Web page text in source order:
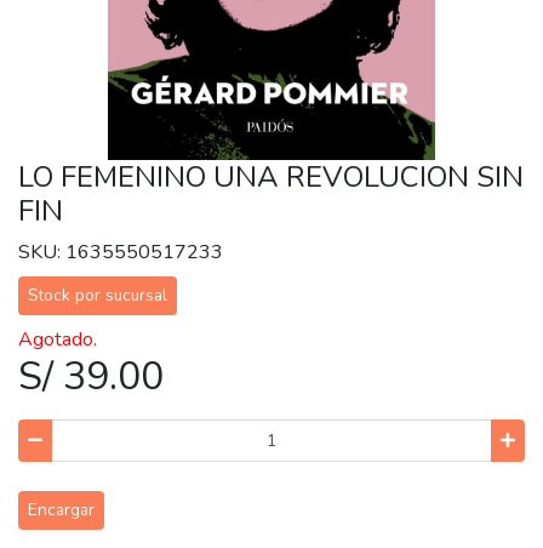
LO FEMENINO UNA REVOLUCION SIN
FIN
SKU: 1635550517233
Stock por sucursal
Agotado.
S/ 39.00
Encargar